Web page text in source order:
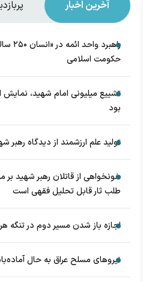
آخرین اخبار
حکومت اسلامی
تشییع میلیونی امام شهید، نمایش
بود
تولید علم ارزشمند از دیدگاه رهبر
خونخواهی از قاتلان رهبر شهید
طلب ثار قابل تحلیل فقهی است
اجازه باز شدن مسیر دوم در تنگه
نیروهای مسلح عراق به حال